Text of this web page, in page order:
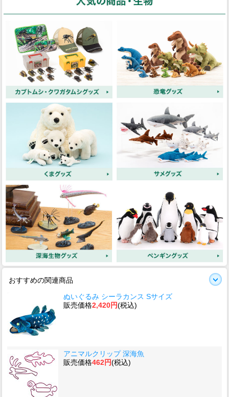
おすすめの関連商品
ぬいぐるみ シーラカンス Sサイズ
販売価格2,420円(税込)
アニマルクリップ 深海魚
販売価格462円(税込)